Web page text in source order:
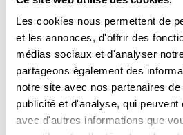
Les cookies nous permettent de
et les annonces, d'offrir des
médias sociaux et d'analyser
partageons également des
notre site avec nos partenaires
publicité et d'analyse, qui
avec d'autres informations que
d’informations
PAYS
Non
1580
1500
PET
DON SIMON
2.72